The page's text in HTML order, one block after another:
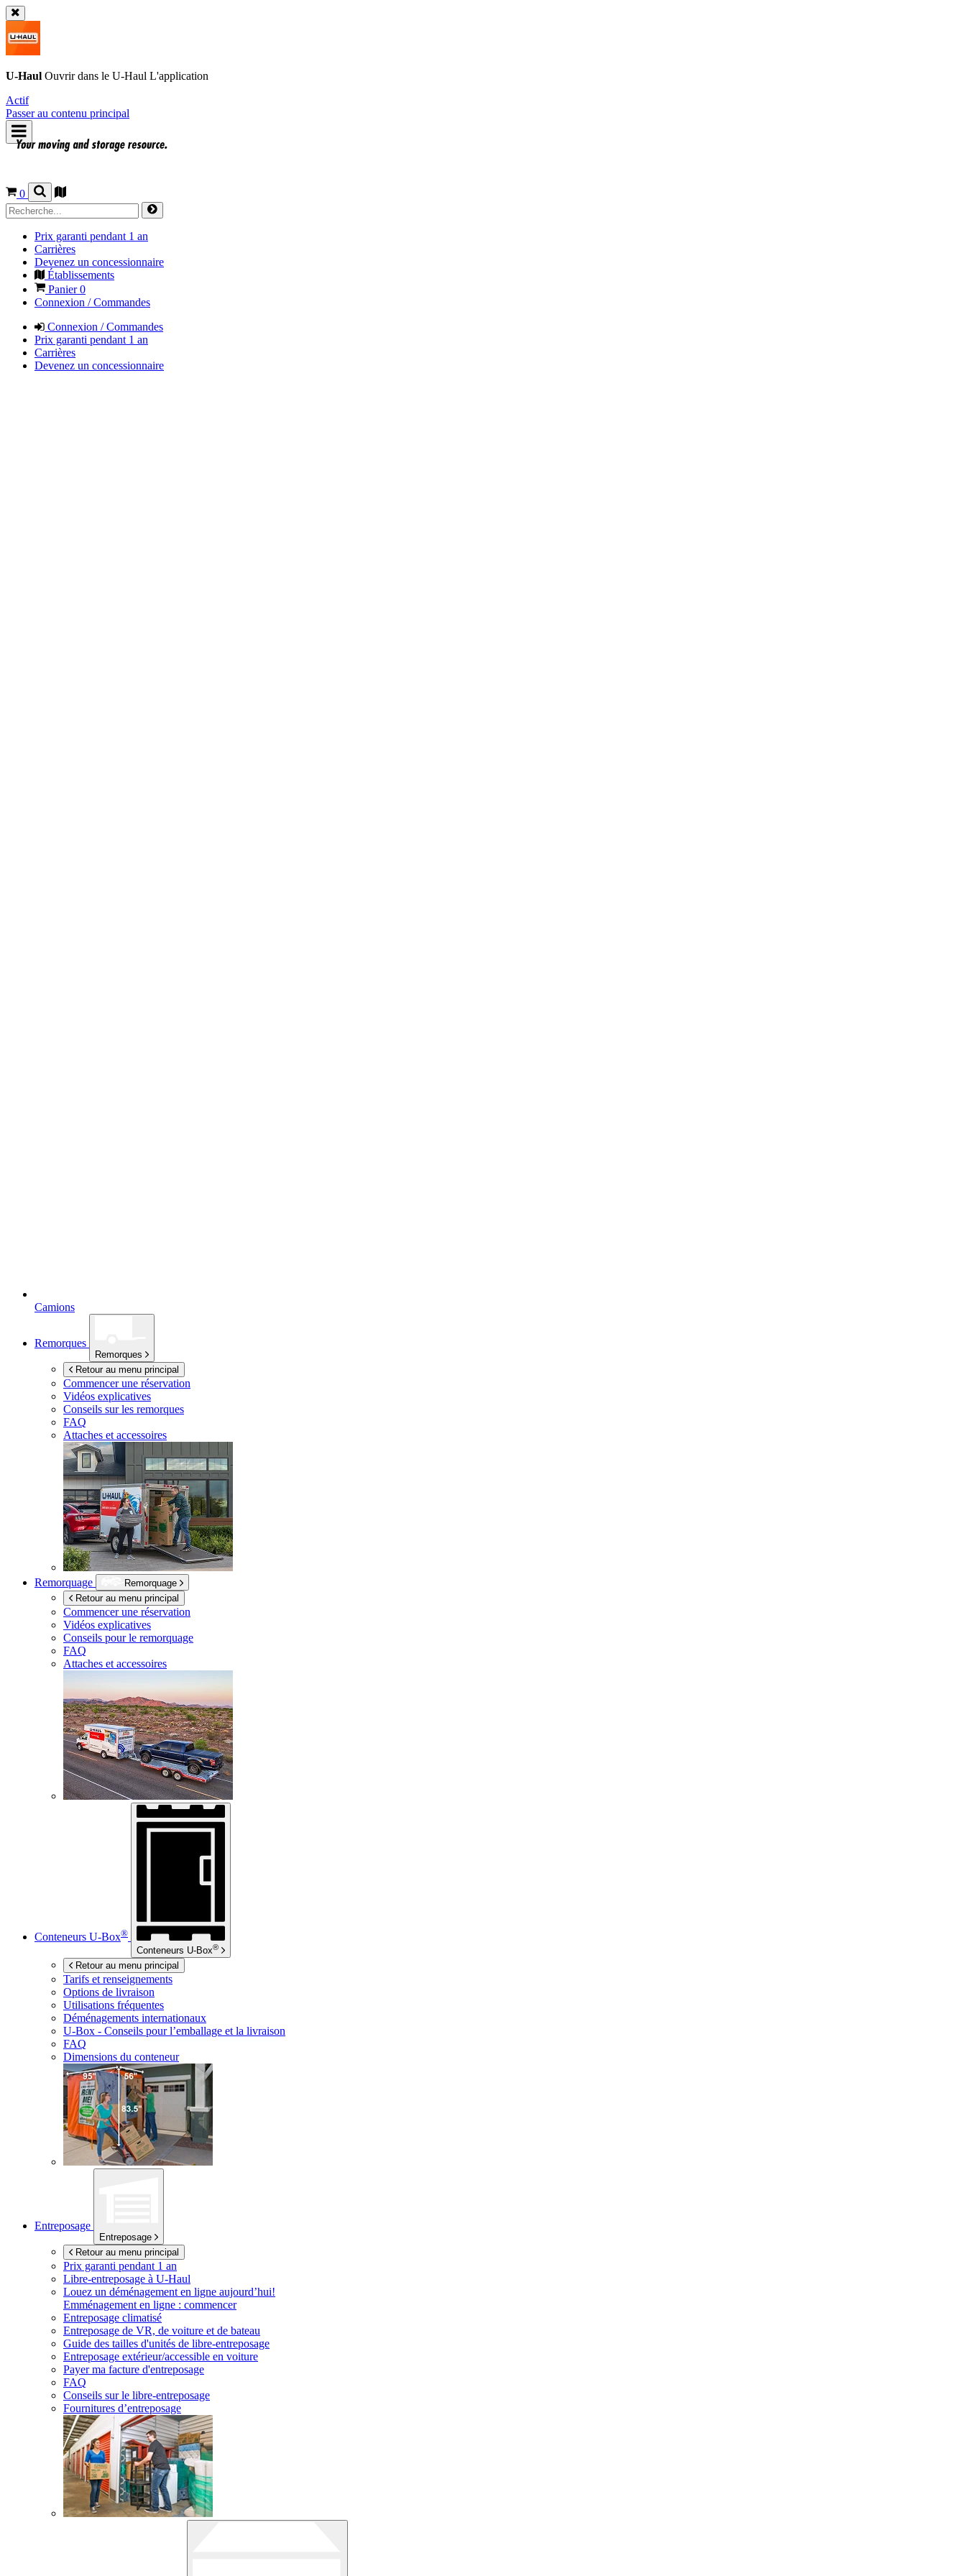
U-Haul Ouvrir dans le U-Haul L'application
Actif
Passer au contenu principal
0
Prix garanti pendant 1 an
Carrières
Devenez un concessionnaire
Établissements
Panier0
Connexion / Commandes
Connexion / Commandes
Prix garanti pendant 1 an
Carrières
Devenez un concessionnaire
Camions
Remorques
Remorques
Retour au menu principal
Commencer une réservation
Vidéos explicatives
Conseils sur les remorques
FAQ
Attaches et accessoires
Remorquage
Remorquage
Retour au menu principal
Commencer une réservation
Vidéos explicatives
Conseils pour le remorquage
FAQ
Attaches et accessoires
Conteneurs U-Box®
Conteneurs U-Box®
Retour au menu principal
Tarifs et renseignements
Options de livraison
Utilisations fréquentes
Déménagements internationaux
U-Box - Conseils pour l’emballage et la livraison
FAQ
Dimensions du conteneur
Entreposage
Entreposage
Retour au menu principal
Prix garanti pendant 1 an
Libre-entreposage à U-Haul
Louez un déménagement en ligne aujourd’hui!
Emménagement en ligne : commencer
Entreposage climatisé
Entreposage de VR, de voiture et de bateau
Guide des tailles d'unités de libre-entreposage
Entreposage extérieur/accessible en voiture
Payer ma facture d'entreposage
FAQ
Conseils sur le libre-entreposage
Fournitures d’entreposage